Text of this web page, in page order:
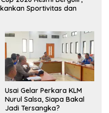
Sportivitas dan
‎Usai Gelar Perkara KLM
Nurul Salsa, Siapa Bakal
Jadi Tersangka?